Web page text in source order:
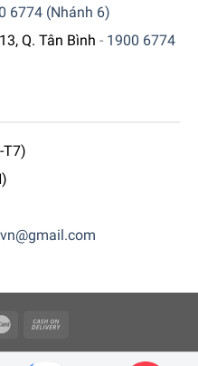
ECAM 350.35.SB Với Hệ
tùy chỉnh
tạo bọt sữa truyền thống
bông mịn, latte macchiato
đậm đặc với bọt sữa
6774 (Nhánh 6)
Q. Tân Bình - 1900 6774
T7)